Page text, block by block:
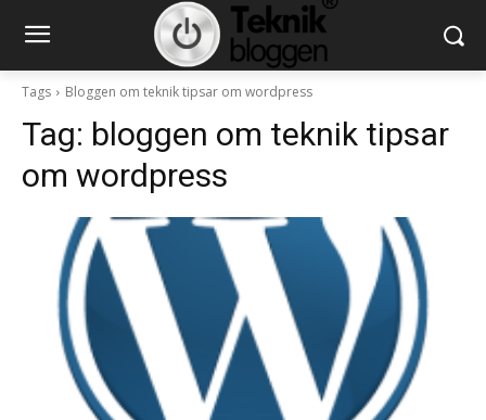
Tags Bloggen om teknik tipsar om wordpress
Tag: bloggen om teknik tipsar
om wordpress